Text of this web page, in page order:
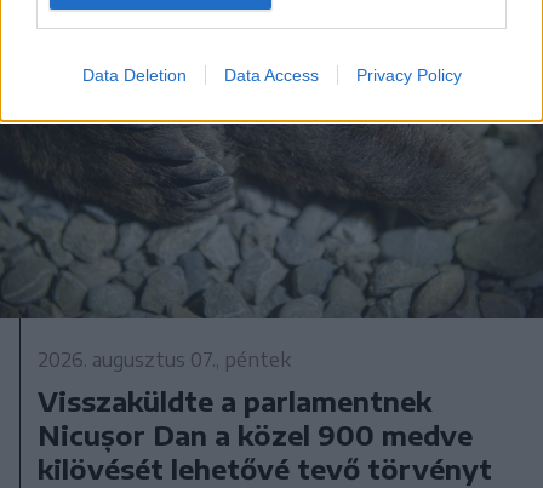
Data Deletion Data Access Privacy Policy
2026. augusztus 07., péntek
Visszaküldte a parlamentnek
Nicușor Dan a közel 900 medve
kilövését lehetővé tevő törvényt